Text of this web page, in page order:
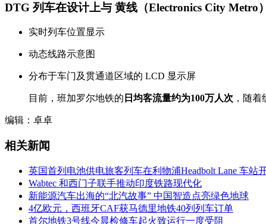
DTG 列车在设计上与 黄线（Electronics City Metro）
实时列车位置显示
动态线路示意图
分布于车门及贯通道区域的 LCD 显示屏
目前，班加罗尔地铁的 日均客流量约为100万人次 ，随
编辑：卓卓
相关新闻
英国首列电池供电旅客列车在利物浦Headbolt Lane 车站
Wabtec 和西门子联手推动印度铁路现代化
新能源汽车出海的“北汽故事” 中国智造点亮绿色地球
4亿欧元，西班牙CAF获马德里地铁40列列车订单
首尔地铁3号线今晨检修车起火致运行一度受阻